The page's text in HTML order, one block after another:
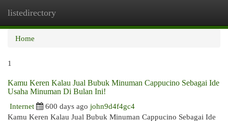
listedirectory
Home
1
Kamu Keren Kalau Jual Bubuk Minuman Cappucino Sebagai Ide
Usaha Minuman Di Bulan Ini!
Internet
600 days ago john9d4f4gc4
Kamu Keren Kalau Jual Bubuk Minuman Cappucino Sebagai Ide